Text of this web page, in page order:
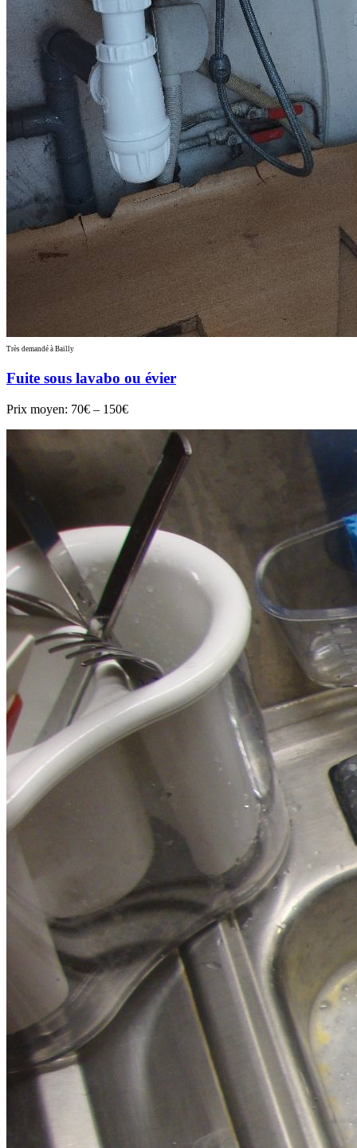
Très demandé à Bailly
Fuite sous lavabo ou évier
Prix moyen: 70€ – 150€